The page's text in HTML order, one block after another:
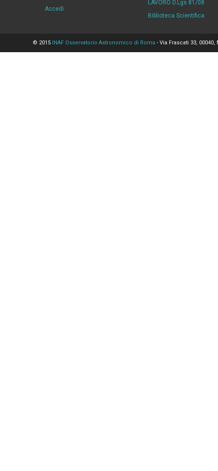
Accedi
LAVORO D.Lgs 81/08
Biblioteca Scientifica
© 2015 INAF Osservatorio Astronomico di Roma - Via Frascati 33,